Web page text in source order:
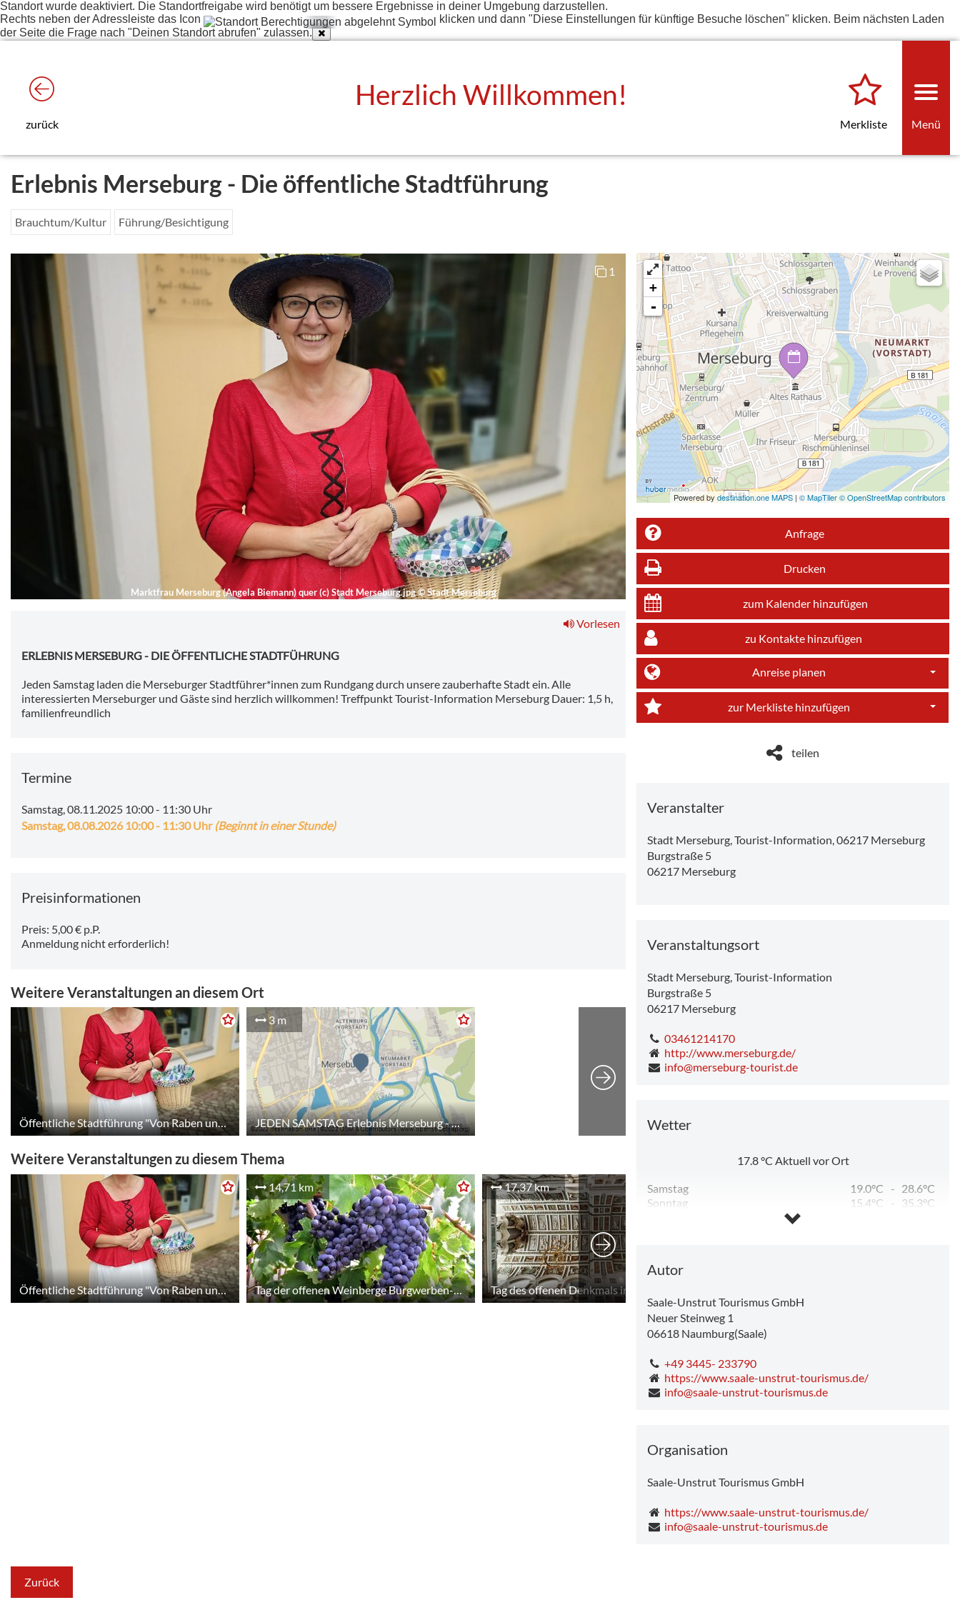
Standort wurde deaktiviert. Die Standortfreigabe wird benötigt um bessere Ergebnisse in deiner Umgebung darzustellen.
Rechts neben der Adressleiste das Icon
klicken und dann "Diese Einstellungen für künftige Besuche löschen" klicken. Beim nächsten Laden
der Seite die Frage nach "Deinen Standort abrufen" zulassen.
zurück
Herzlich Willkommen!
Merkliste Menü
Erlebnis Merseburg - Die öffentliche Stadtführung
Brauchtum/Kultur Führung/Besichtigung
Marktfrau Merseburg (Angela Biemann) quer (c) Stadt Merseburg.jpg©Stadt Merseburg
1
Vorlesen
ERLEBNIS MERSEBURG - DIE ÖFFENTLICHE STADTFÜHRUNG
Jeden Samstag laden die Merseburger Stadtführer*innen zum Rundgang durch unsere zauberhafte Stadt ein. Alle
interessierten Merseburger und Gäste sind herzlich willkommen! Treffpunkt Tourist-Information Merseburg Dauer: 1,5 h,
familienfreundlich
Termine
Samstag, 08.11.2025 10:00- 11:30 Uhr
Samstag, 08.08.2026 10:00- 11:30 Uhr(Beginnt in einer Stunde)
Preisinformationen
Preis: 5,00 € p.P.
Anmeldung nicht erforderlich!
Weitere Veranstaltungen an diesem Ort
Öffentliche Stadtführung "Von Raben und Zaubersprüchen"
3 m
JEDEN SAMSTAG Erlebnis Merseburg - Die Öffentliche Stadtführung
Weitere Veranstaltungen zu diesem Thema
Öffentliche Stadtführung "Von Raben und Zaubersprüchen"
14,71 km
Tag der offenen Weinberge Burgwerben-Kriechau
17,37 km
Tag des offenen Denkmals in Weißenfels
+
-
Powered by destination.one MAPS | © MapTiler © OpenStreetMap contributors
Anfrage
Drucken
zum Kalender hinzufügen
zu Kontakte hinzufügen
Anreise planen
zur Merkliste hinzufügen
teilen
Veranstalter
Stadt Merseburg, Tourist-Information, 06217 Merseburg
Burgstraße 5
06217 Merseburg
Veranstaltungsort
Stadt Merseburg, Tourist-Information
Burgstraße 5
06217 Merseburg
03461214170
http://www.merseburg.de/
info@merseburg-tourist.de
Wetter
17.8°C Aktuell vor Ort
Samstag 19.0°C - 28.6°C
Sonntag
15.4°C -
35.3°C
Autor
Saale-Unstrut Tourismus GmbH
Neuer Steinweg 1
06618 Naumburg(Saale)
+49 3445- 233790
https://www.saale-unstrut-tourismus.de/
info@saale-unstrut-tourismus.de
Organisation
Saale-Unstrut Tourismus GmbH
https://www.saale-unstrut-tourismus.de/
info@saale-unstrut-tourismus.de
Zurück